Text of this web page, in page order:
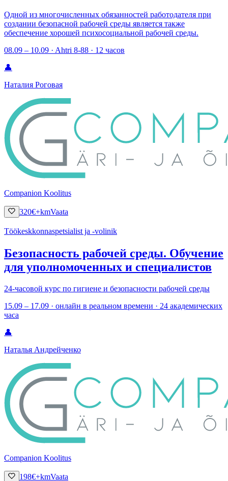
Одной из многочисленных обязанностей работодателя при
создании безопасной рабочей среды является также
обеспечение хорошей психосоциальной рабочей среды.
08.09 – 10.09 · Ahtri 8-88 · 12 часов
👤
Наталия Роговая
Companion Koolitus
320€+kmVaata
Töökeskkonnaspetsialist ja -volinik
Безопасность рабочей среды. Обучение
для уполномоченных и специалистов
24-часовой курс по гигиене и безопасности рабочей среды
15.09 – 17.09 · онлайн в реальном времени · 24 академических
часа
👤
Наталья Андрейченко
Companion Koolitus
198€+kmVaata